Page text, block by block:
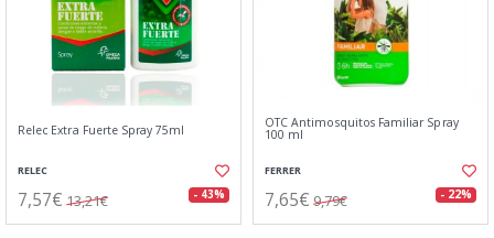
Relec Extra Fuerte Spray 75ml
RELEC
7,57€ 13,21€ - 43%
OTC Antimosquitos Familiar Spray
100 ml
FERRER
7,65€ 9,79€ - 22%